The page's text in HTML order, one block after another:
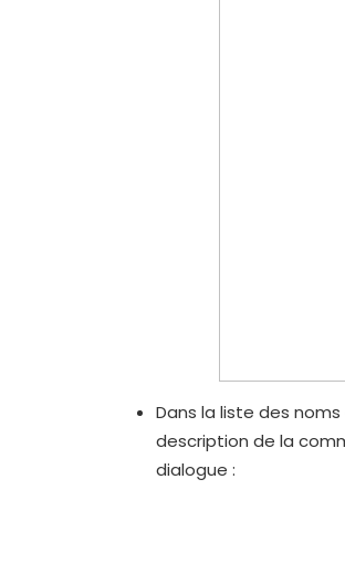
Dans la liste des
description de la
dialogue :